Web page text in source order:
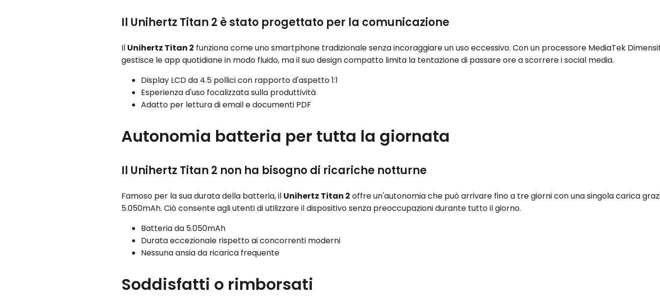
Il Unihertz Titan 2 è stato progettato per la comunicazione
Il Unihertz Titan 2 funziona come uno smartphone tradizionale senza incoraggiare un uso eccessivo. Con un processore MediaTek
gestisce le app quotidiane in modo fluido, ma il suo design compatto limita la tentazione di passare ore a scorrere i social media.
Display LCD da 4.5 pollici con rapporto d'aspetto 1:1
Esperienza d'uso focalizzata sulla produttività
Adatto per lettura di email e documenti PDF
Autonomia batteria per tutta la giornata
Il Unihertz Titan 2 non ha bisogno di ricariche notturne
Famoso per la sua durata della batteria, il Unihertz Titan 2 offre un'autonomia che può arrivare fino a tre giorni con una singola carica
5.050mAh. Ciò consente agli utenti di utilizzare il dispositivo senza preoccupazioni durante tutto il giorno.
Batteria da 5.050mAh
Durata eccezionale rispetto ai concorrenti moderni
Nessuna ansia da ricarica frequente
Soddisfatti o rimborsati